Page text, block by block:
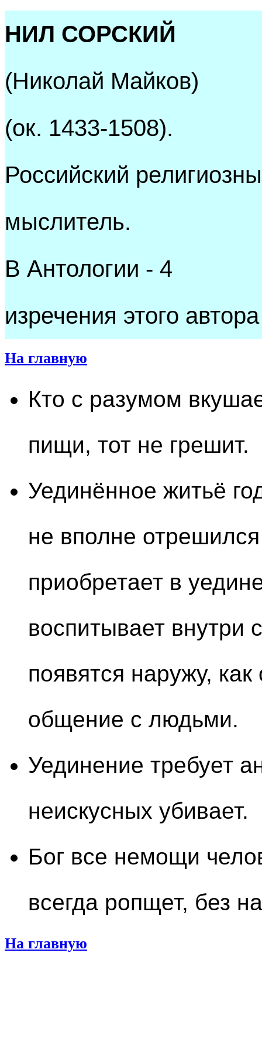
НИЛ СОРСКИЙ
(Николай Майков)
(ок. 1433-1508).
Российский
мыслитель.
В Антологии - 4
изречения этого автора
На главную
Кто с разумом
пищи, тот не грешит.
Уединённое житьё
не вполне
приобретает в
воспитывает внутри
появятся наружу,
общение с людьми.
Уединение требует
неискусных убивает.
Бог все немощи
всегда ропщет, без
На главную